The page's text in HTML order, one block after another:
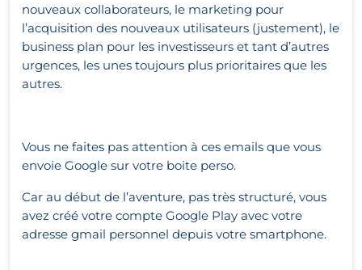
nouveaux collaborateurs, le marketing pour
l’acquisition des nouveaux utilisateurs (justement), le
business plan pour les investisseurs et tant d’autres
urgences, les unes toujours plus prioritaires que les
autres.
Vous ne faites pas attention à ces emails que vous
envoie Google sur votre boite perso.
Car au début de l’aventure, pas très structuré, vous
avez créé votre compte Google Play avec votre
adresse gmail personnel depuis votre smartphone.